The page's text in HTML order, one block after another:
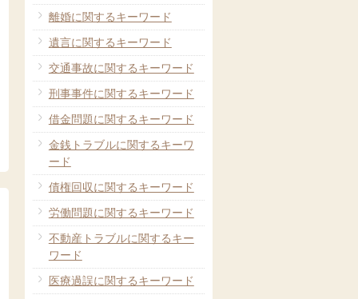
離婚に関するキーワード
遺言に関するキーワード
交通事故に関するキーワード
刑事事件に関するキーワード
借金問題に関するキーワード
金銭トラブルに関するキーワ
ード
債権回収に関するキーワード
労働問題に関するキーワード
不動産トラブルに関するキー
ワード
医療過誤に関するキーワード